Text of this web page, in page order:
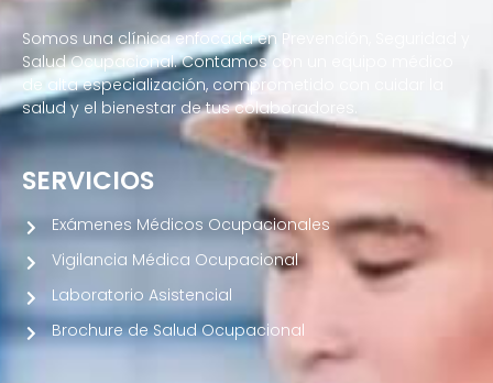
Somos una clínica enfocada en Prevención, Seguridad y
Salud Ocupacional. Contamos con un equipo médico
de alta especialización, comprometido con cuidar la
salud y el bienestar de tus colaboradores.
SERVICIOS
Exámenes Médicos Ocupacionales
Vigilancia Médica Ocupacional
Laboratorio Asistencial
Brochure de Salud Ocupacional